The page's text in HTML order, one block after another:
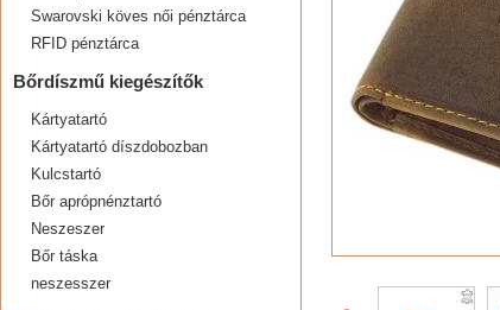
Swarovski köves női pénztárca
RFID pénztárca
Bőrdíszmű kiegészítők
Kártyatartó
Kártyatartó díszdobozban
Kulcstartó
Bőr aprópnénztartó
Neszeszer
Bőr táska
neszesszer